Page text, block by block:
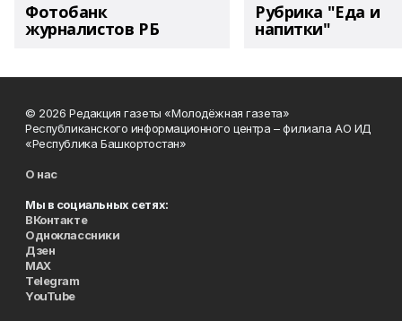
Фотобанк
журналистов РБ
Рубрика "Еда и
напитки"
© 2026 Редакция газеты «Молодёжная газета»
Республиканского информационного центра – филиала АО ИД
«Республика Башкортостан»
О нас
Мы в социальных сетях:
ВКонтакте
Одноклассники
Дзен
MAX
Telegram
YouTube